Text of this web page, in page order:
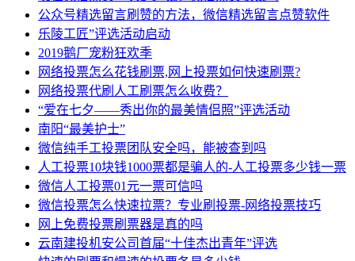
公众号精选留言刷赞的方法，微信精选留言点赞软件
乐陵工匠”评选活动启动
2019鹅厂宠粉狂欢季
网络投票怎么花钱刷票,网上投票如何快速刷票?
网络投票代刷人工刷票怎么收费？
“爱在七夕——秀出你的最美情侣照”评选活动
南阳“最美护士”
微信纯手工投票团队安全吗，能被查到吗
人工投票10块钱1000票都是骗人的-人工投票多少钱一票
微信人工投票01元一票可信吗
微信投票怎么快速拉票？专业刷投票-网络投票技巧
网上免费投票刷票器是真的吗
云南建投机安公司首届“十佳杰出青年”评选